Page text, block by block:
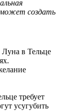
создать
в Тельце
требует
усугубить